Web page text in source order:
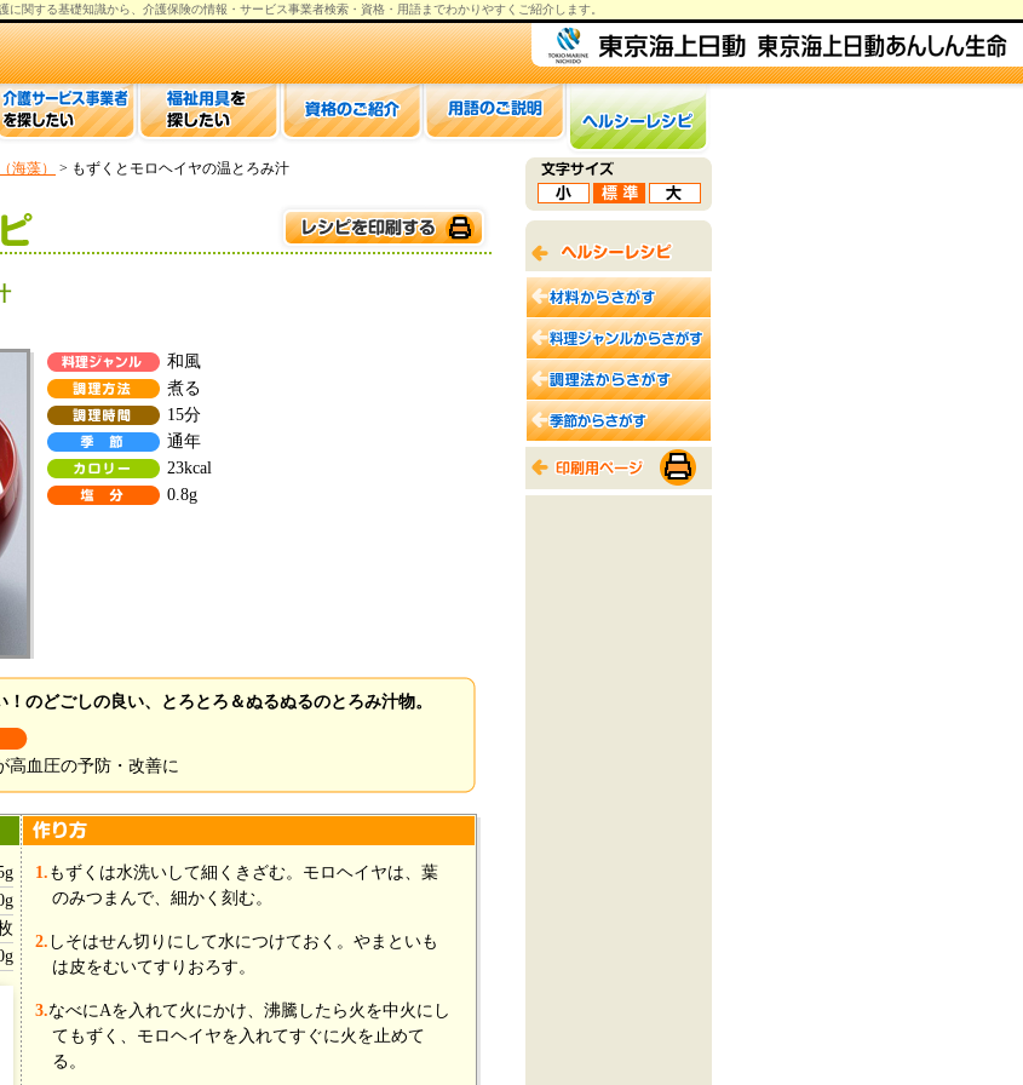
に関する基礎知識から、 介護保険の情報 ・サービス事業者検索・資格・用語までわかりやすくご紹介します。
海藻） > もずくとモロヘイヤの温とろみ汁
和風
煮る
15分
通年
23kcal
0.8g
のどごしの良い、とろとろ＆ぬるぬるのとろみ汁物。
高血圧の予防・改善に
1. もずくは水洗いして細くきざむ。モロヘイヤは、葉
のみつまんで、細かく刻む。
2. しそはせん切りにして水につけておく。やまといも
は皮をむいてすりおろす。
3.なべにAを入れて火にかけ、沸騰したら火を中火にし
てもずく、モロヘイヤを入れてすぐに火を止めて
る。